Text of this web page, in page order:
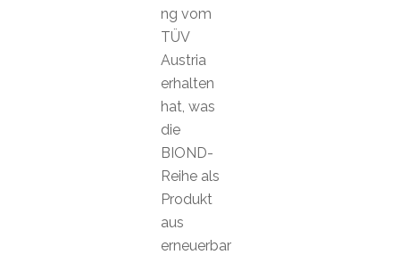
ng vom
TÜV
Austria
erhalten
hat, was
die
BIOND-
Reihe als
Produkt
aus
erneuerbar